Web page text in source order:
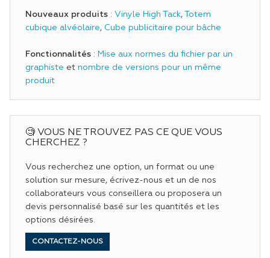
Nouveaux produits : Vinyle High Tack,
Totem
cubique alvéolaire, Cube publicitaire pour bâche
Fonctionnalités : Mise aux normes du fichier par un
graphiste et nombre de versions pour un même
produit
🧐 VOUS NE TROUVEZ PAS CE QUE VOUS
CHERCHEZ ?
Vous recherchez une option, un format ou une
solution sur mesure, écrivez-nous et un de nos
collaborateurs vous conseillera ou proposera un
devis personnalisé basé sur les quantités et les
options désirées.
CONTACTEZ-NOUS